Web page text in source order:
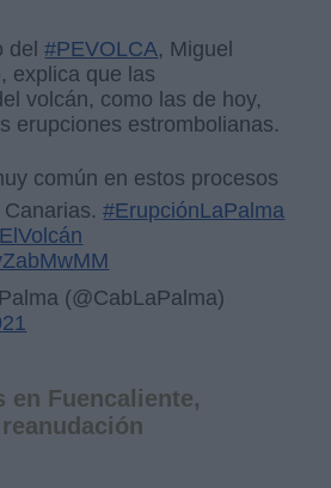
del#PEVOLCA, Miguel
explica que las
volcán, como las de hoy,
erupciones estrombolianas.
común en estos procesos
Canarias.#ErupciónLaPalma
(@CabLaPalma)
en Fuencaliente,